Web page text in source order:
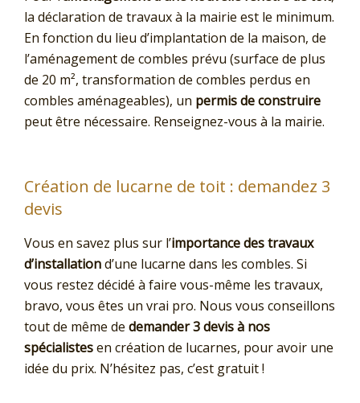
la déclaration de travaux à la mairie est le minimum.
En fonction du lieu d’implantation de la maison, de
l’aménagement de combles prévu (surface de plus
de 20 m², transformation de combles perdus en
combles aménageables), un permis de construire
peut être nécessaire. Renseignez-vous à la mairie.
Création de lucarne de toit : demandez 3
devis
Vous en savez plus sur l’importance des travaux
d’installationd’une lucarne dans les combles. Si
vous restez décidé à faire vous-même les travaux,
bravo, vous êtes un vrai pro. Nous vous conseillons
tout de même de demander 3 devis à nos
spécialistesen création de lucarnes, pour avoir une
idée du prix. N’hésitez pas, c’est gratuit !